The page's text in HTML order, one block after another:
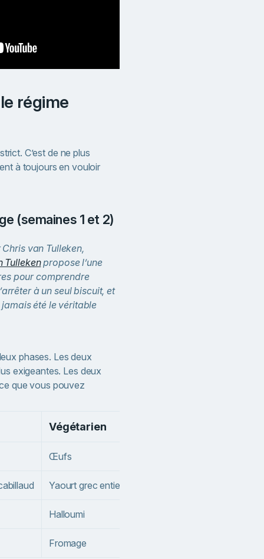
C’est de ne plus
à toujours en vouloir
(semaines 1 et 2)
van Tulleken,
Tullekenpropose l’une
pour comprendre
à un seul biscuit, et
été le véritable
phases. Les deux
exigeantes. Les deux
que vous pouvez
Végétarien
Œufs
Yaourt grec entier
Halloumi
Fromage